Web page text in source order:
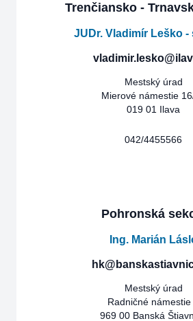
Trenčiansko -
JUDr. Vladimír Leško -
Mestský úrad
Mierové námestie
019 01 Ilava
042/4455566
Pohronská
Ing. Marián
Mestský úrad
Radničné námestie
969 00 Banská